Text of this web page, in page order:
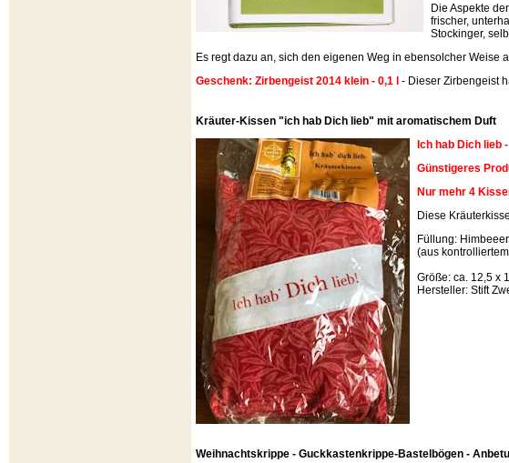
Die Aspekte
frischer,
Stockinger,
Es regt dazu an, sich den eigenen Weg in ebensolcher Weise
Geschenk: Zirbengeist 2014 klein - 0,1 l - Dieser Zirbengeist
Kräuter-Kissen "ich hab Dich lieb" mit aromatischem Duft
Ich hab Dich lieb
Günstigeres
Nur mehr 4
Diese
Füllung:
(aus
Größe: ca. 12,5 x
Hersteller: Stift
Weihnachtskrippe - Guckkastenkrippe-Bastelbögen -